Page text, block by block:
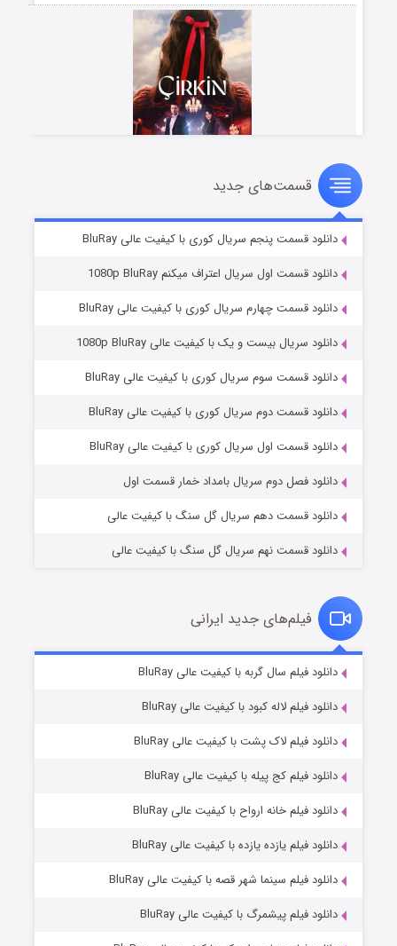
سریال زشت
قسمت۵ (زیرنویس) منتشر شد
وستی ها
قسمت۱ (زیرنویس) منتشر شد
قسمت۶ (زیرنویس) منتشر شد
قسمت‌های جدید
دانلود قسمت پنجم سریال کوری با کیفیت عالی BluRay
دانلود قسمت اول سریال اعتراف میکنم 1080p BluRay
دانلود قسمت چهارم سریال کوری با کیفیت عالی BluRay
دانلود سریال بیست و یک با کیفیت عالی 1080p BluRay
دانلود قسمت سوم سریال کوری با کیفیت عالی BluRay
دانلود قسمت دوم سریال کوری با کیفیت عالی BluRay
دانلود قسمت اول سریال کوری با کیفیت عالی BluRay
دانلود فصل دوم سریال بامداد خمار قسمت اول
دانلود قسمت دهم سریال گل سنگ با کیفیت عالی
دانلود قسمت نهم سریال گل سنگ با کیفیت عالی
فیلم‌های جدید ایرانی
دانلود فیلم سال گربه با کیفیت عالی BluRay
دانلود فیلم لاله کبود با کیفیت عالی BluRay
دانلود فیلم لاک پشت با کیفیت عالی BluRay
دانلود فیلم کج‌ پیله با کیفیت عالی BluRay
دانلود فیلم خانه ارواح با کیفیت عالی BluRay
دانلود فیلم یازده یازده با کیفیت عالی BluRay
دانلود فیلم سینما شهر قصه با کیفیت عالی BluRay
دانلود فیلم پیشمرگ با کیفیت عالی BluRay